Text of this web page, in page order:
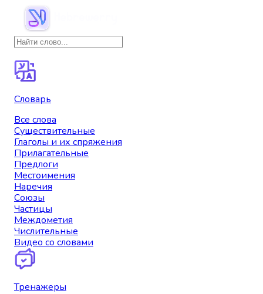
Словарь
Все слова
Существительные
Глаголы и их спряжения
Прилагательные
Предлоги
Местоимения
Наречия
Союзы
Частицы
Междометия
Числительные
Видео со словами
Тренажеры